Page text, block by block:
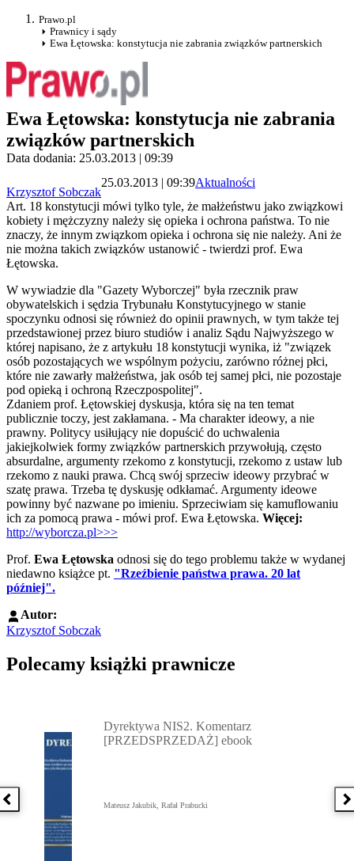
Prawo.pl
Prawnicy i sądy
Ewa Łętowska: konstytucja nie zabrania związków partnerskich
Ewa Łętowska: konstytucja nie zabrania
związków partnerskich
Data dodania: 25.03.2013 | 09:39
Krzysztof Sobczak
25.03.2013 | 09:39Aktualności
Art. 18 konstytucji mówi tylko tyle, że małżeństwu jako związkowi
kobiety i mężczyzny należy się opieka i ochrona państwa. To nie
znaczy, że innym związkom opieka i ochrona się nie należy. Ani że
nie można takich związków ustanowić - twierdzi prof. Ewa
Łętowska.
W wywiadzie dla "Gazety Wyborczej" była rzecznik praw
obywatelskich i sędzia Trybunału Konstytucyjnego w stanie
spoczynku odnosi się również do opinii prawnych, w tym także tej
przedstawionej przez biuro studiów i analiz Sądu Najwyższego w
której napisano, że z artykułu 18 konstytucji wynika, iż "związek
osób pozostających we wspólnym pożyciu, zarówno różnej płci,
które nie zawarły małżeństwa, jak osób tej samej płci, nie pozostaje
pod opieką i ochroną Rzeczpospolitej".
Zdaniem prof. Łętowskiej dyskusja, która się na ten temat
publicznie toczy, jest zakłamana. - Ma charakter ideowy, a nie
prawny. Politycy usiłujący nie dopuścić do uchwalenia
jakiejkolwiek formy związków partnerskich przywołują, często
absurdalne, argumenty rzekomo z konstytucji, rzekomo z ustaw lub
rzekomo z nauki prawa. Chcą swój sprzeciw ideowy przybrać w
szatę prawa. Trzeba tę dyskusję odkłamać. Argumenty ideowe
powinny być nazwane po imieniu. Sprzeciwiam się kamuflowaniu
ich za pomocą prawa - mówi prof. Ewa Łętowska. Więcej:
http://wyborcza.pl>>>
Prof. Ewa Łętowska odnosi się do tego problemu także w wydanej
niedawno książce pt. "Rzeźbienie państwa prawa. 20 lat
później".
Autor:
Krzysztof Sobczak
Polecamy książki prawnicze
Poprzednia książka
Dyrektywa NIS2. Komentarz
[PRZEDSPRZEDAŻ] ebook
Mateusz Jakubik, Rafał Prabucki